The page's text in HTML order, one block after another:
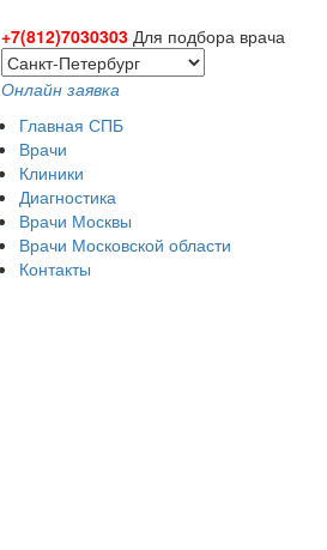
+7(812)7030303 Для подбора врача
Онлайн заявка
Главная СПБ
Врачи
Клиники
Диагностика
Врачи Москвы
Врачи Московской области
Контакты